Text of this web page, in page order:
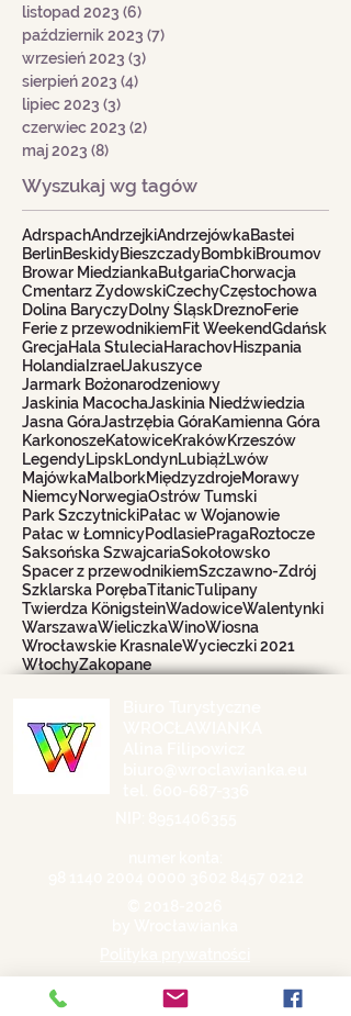
listopad 2023 (6)
październik 2023 (7)
wrzesień 2023 (3)
sierpień 2023 (4)
lipiec 2023 (3)
czerwiec 2023 (2)
maj 2023 (8)
Wyszukaj wg tagów
AdrspachAndrzejkiAndrzejówkaBastei
BerlinBeskidyBieszczadyBombkiBroumov
Browar MiedziankaBułgariaChorwacja
Cmentarz ŻydowskiCzechyCzęstochowa
Dolina BaryczyDolny ŚląskDreznoFerie
Ferie z przewodnikiemFit WeekendGdańsk
GrecjaHala StuleciaHarachovHiszpania
Holandia IzraelJakuszyce
Jarmark Bożonarodzeniowy
Jaskinia MacochaJaskinia Niedźwiedzia
Jasna GóraJastrzębia GóraKamienna Góra
KarkonoszeKatowiceKrakówKrzeszów
LegendyLipskLondynLubiążLwów
MajówkaMalborkMiędzyzdrojeMorawy
NiemcyNorwegiaOstrów Tumski
Park SzczytnickiPałac w Wojanowie
Pałac w ŁomnicyPodlasiePragaRoztocze
Saksońska SzwajcariaSokołowsko
Spacer z przewodnikiemSzczawno-Zdrój
Szklarska PorębaTitanicTulipany
Twierdza KönigsteinWadowiceWalentynki
WarszawaWieliczkaWinoWiosna
Wrocławskie KrasnaleWycieczki 2021
WłochyZakopane